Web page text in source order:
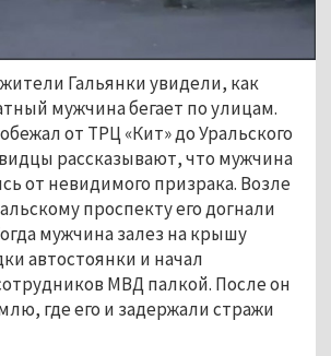
Гальянки увидели, как
мужчина бегает по улицам.
от ТРЦ «Кит» до Уральского
рассказывают, что мужчина
от невидимого призрака. Возле
проспекту его догнали
мужчина залез на крышу
автостоянки и начал
МВД палкой. После он
где его и задержали стражи